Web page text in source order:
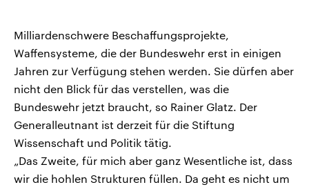
Milliardenschwere Beschaffungsprojekte,
Waffensysteme, die der Bundeswehr erst in einigen
Jahren zur Verfügung stehen werden. Sie dürfen aber
nicht den Blick für das verstellen, was die
Bundeswehr jetzt braucht, so Rainer Glatz. Der
Generalleutnant ist derzeit für die Stiftung
Wissenschaft und Politik tätig.
„Das Zweite, für mich aber ganz Wesentliche ist, dass
wir die hohlen Strukturen füllen. Da geht es nicht um